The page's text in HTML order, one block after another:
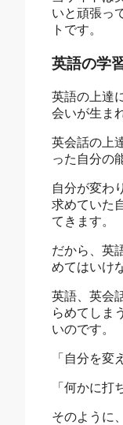
いと頑張っ
トです。
英語の学
英語の上達
会いが生ま
英会話の上
った自分の
自分が変わ
求めていた
てきます。
だから、英
めてはいけ
英語、英会
らめてしま
いのです。
「自分を変
「何かに打
そのように